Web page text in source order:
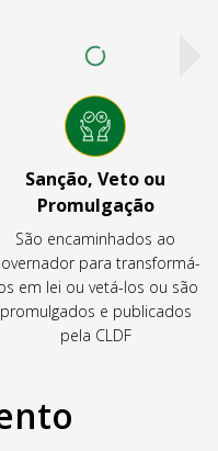
Sanção, Veto ou
Promulgação
São encaminhados ao
para transformá-
em lei ou vetá-los ou são
promulgados e publicados
pela CLDF